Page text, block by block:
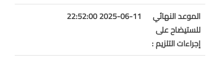
الموعد النهائي
للستيضاح على
إجراءات التلزيم :
2025-06-11 22:52:00